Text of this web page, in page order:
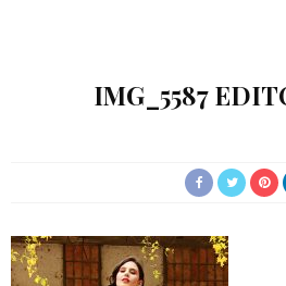
IMG_5587